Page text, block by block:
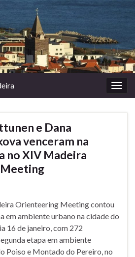
e Dana
venceram na
no XIV Madeira
Orienteering Meeting contou
em ambiente urbano na cidade do
16 de janeiro, com 272
etapa em ambiente
Poiso e Montado do Pereiro, no